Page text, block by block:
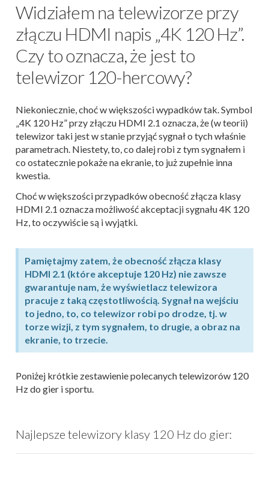
Widziałem na telewizorze przy
złączu HDMI napis „4K 120 Hz”.
Czy to oznacza, że jest to
telewizor 120-hercowy?
Niekoniecznie, choć w większości wypadków tak. Symbol
„4K 120 Hz” przy złączu HDMI 2.1 oznacza, że (w teorii)
telewizor taki jest w stanie przyjąć sygnał o tych właśnie
parametrach. Niestety, to, co dalej robi z tym sygnałem i
co ostatecznie pokaże na ekranie, to już zupełnie inna
kwestia.
Choć w większości przypadków obecność złącza klasy
HDMI 2.1 oznacza możliwość akceptacji sygnału 4K 120
Hz, to oczywiście są i wyjątki.
Pamiętajmy zatem, że obecność złącza klasy
HDMI 2.1 (które akceptuje 120 Hz) nie zawsze
gwarantuje nam, że wyświetlacz telewizora
pracuje z taką częstotliwością. Sygnał na wejściu
to jedno, to, co telewizor robi po drodze, tj. w
torze wizji, z tym sygnałem, to drugie, a obraz na
ekranie, to trzecie.
Poniżej krótkie zestawienie polecanych telewizorów 120
Hz do gier i sportu.
Najlepsze telewizory klasy 120 Hz do gier: